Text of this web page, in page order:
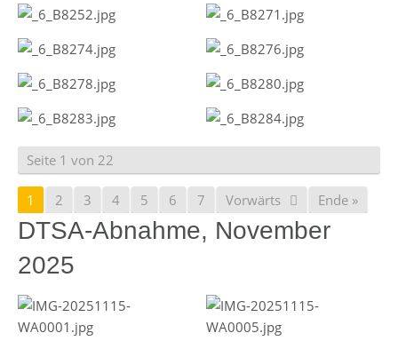
Seite 1 von 22
1 2 3 4 5 6 7 Vorwärts Ende »
DTSA-Abnahme, November
2025